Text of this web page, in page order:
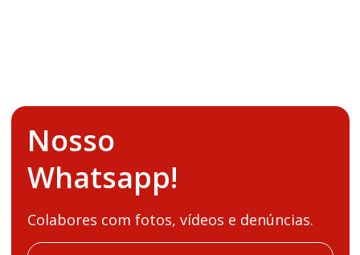
Nosso
Whatsapp!
Colabores com fotos, vídeos e denúncias.